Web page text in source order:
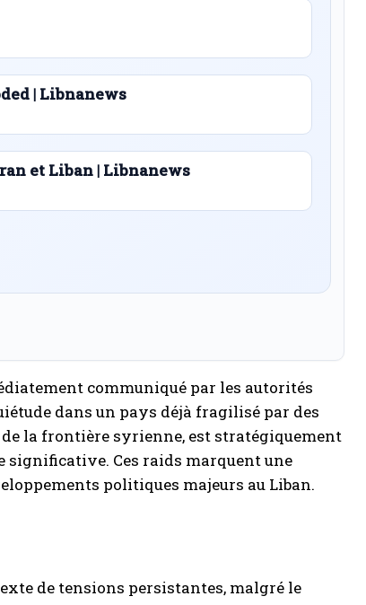
| Libnanews
et Liban | Libnanews
communiqué par les autorités
dans un pays déjà fragilisé par des
la frontière syrienne, est stratégiquement
Ces raids marquent une
politiques majeurs au Liban.
de tensions persistantes, malgré le